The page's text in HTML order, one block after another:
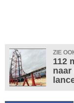
ZIE
112